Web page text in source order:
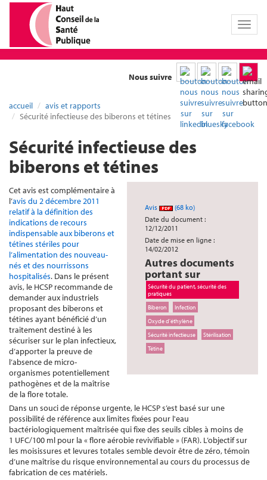
Toggle
Nous suivre
accueil
avis et rapports
Sécurité infectieuse des biberons et tétines
Sécurité infectieuse des
biberons et tétines
Avis
(68 ko)
Date du document :
12/12/2011
Date de mise en ligne :
14/02/2012
Autres documents
portant sur
Sécurité du patient, sécurité des
pratiques
Biberon
Infection
Oxyde d'éthylène
Sécurité infectieuse
Stérilisation
Tétine
Cet avis est complémentaire à
l’avis du 2 décembre 2011
relatif à la définition des
indications de recours
indispensable aux biberons et
tétines stériles pour
l’alimentation des nouveau-
nés et des nourrissons
hospitalisés. Dans le présent
avis, le HCSP recommande de
demander aux industriels
proposant des biberons et
tétines ayant bénéficié d’un
traitement destiné à les
sécuriser sur le plan infectieux,
d’apporter la preuve de
l’absence de micro-
organismes potentiellement
pathogènes et de la maîtrise
de la flore totale.
Dans un souci de réponse urgente, le HCSP s’est basé sur une
possibilité de référence aux limites fixées pour l'eau
bactériologiquement maîtrisée qui fixe des seuils cibles à moins de
1 UFC/100 ml pour la « flore aérobie revivifiable » (FAR). L’objectif sur
les moisissures et levures totales semble devoir être de zéro, témoin
d’une maîtrise du risque environnemental au cours du processus de
fabrication de ces matériels.